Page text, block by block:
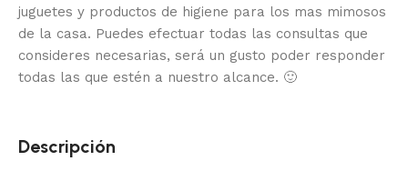
juguetes y productos de higiene para los mas mimosos
de la casa. Puedes efectuar todas las consultas que
consideres necesarias, será un gusto poder responder
todas las que estén a nuestro alcance. 🙂
Descripción